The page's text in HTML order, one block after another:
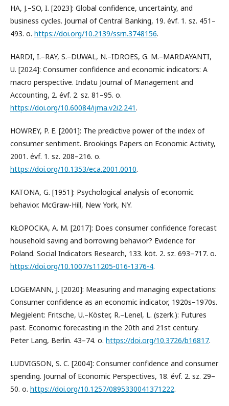
HA, J.–SO, I. [2023]: Global confidence, uncertainty, and
business cycles. Journal of Central Banking, 19. évf. 1. sz. 451–
493. o. https://doi.org/10.2139/ssrn.3748156.
HARDI, I.–RAY, S.–DUWAL, N.–IDROES, G. M.–MARDAYANTI,
U. [2024]: Consumer confidence and economic indicators: A
macro perspective. Indatu Journal of Management and
Accounting, 2. évf. 2. sz. 81–95. o.
https://doi.org/10.60084/ijma.v2i2.241.
HOWREY, P. E. [2001]: The predictive power of the index of
consumer sentiment. Brookings Papers on Economic Activity,
2001. évf. 1. sz. 208–216. o.
https://doi.org/10.1353/eca.2001.0010.
KATONA, G. [1951]: Psychological analysis of economic
behavior. McGraw-Hill, New York, NY.
KŁOPOCKA, A. M. [2017]: Does consumer confidence forecast
household saving and borrowing behavior? Evidence for
Poland. Social Indicators Research, 133. köt. 2. sz. 693–717. o.
https://doi.org/10.1007/s11205-016-1376-4.
LOGEMANN, J. [2020]: Measuring and managing expectations:
Consumer confidence as an economic indicator, 1920s–1970s.
Megjelent: Fritsche, U.–Köster, R.–Lenel, L. (szerk.): Futures
past. Economic forecasting in the 20th and 21st century.
Peter Lang, Berlin. 43–74. o. https://doi.org/10.3726/b16817.
LUDVIGSON, S. C. [2004]: Consumer confidence and consumer
spending. Journal of Economic Perspectives, 18. évf. 2. sz. 29–
50. o. https://doi.org/10.1257/0895330041371222.